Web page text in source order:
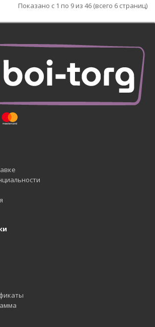
Показано с 1 по 9 из 46 (всего 6 страниц)